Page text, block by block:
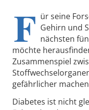
F ür seine
Gehirn und
nächsten
möchte
Zusammenspiel
gefährlicher
Diabetes ist nicht